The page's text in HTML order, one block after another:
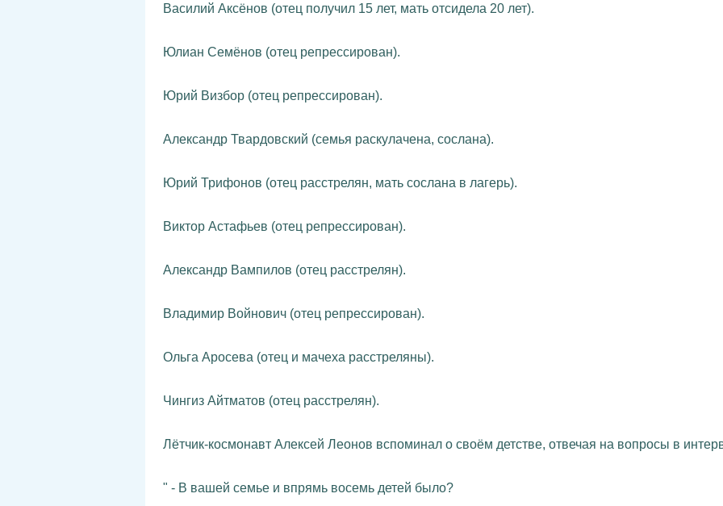
Василий Аксёнов (отец получил 15 лет, мать отсидела 20 лет).
Юлиан Семёнов (отец репрессирован).
Юрий Визбор (отец репрессирован).
Александр Твардовский (семья раскулачена, сослана).
Юрий Трифонов (отец расстрелян, мать сослана в лагерь).
Виктор Астафьев (отец репрессирован).
Александр Вампилов (отец расстрелян).
Владимир Войнович (отец репрессирован).
Ольга Аросева (отец и мачеха расстреляны).
Чингиз Айтматов (отец расстрелян).
Лётчик-космонавт Алексей Леонов вспоминал о своём детстве, отвечая на вопросы в
" - В вашей семье и впрямь восемь детей было?